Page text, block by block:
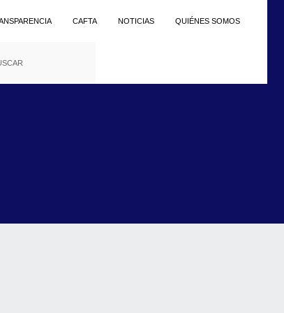
CAFTA NOTICIAS QUIÉNES SOMOS